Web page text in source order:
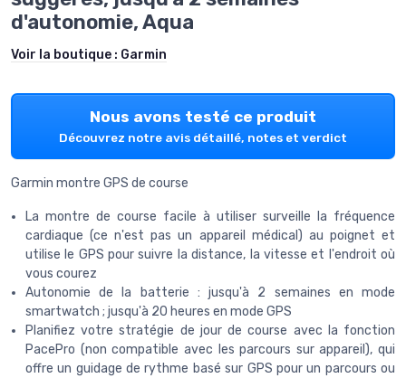
d'autonomie, Aqua
Voir la boutique : Garmin
Nous avons testé ce produit
Découvrez notre avis détaillé, notes et verdict
Garmin montre GPS de course
La montre de course facile à utiliser surveille la fréquence
cardiaque (ce n'est pas un appareil médical) au poignet et
utilise le GPS pour suivre la distance, la vitesse et l'endroit où
vous courez
Autonomie de la batterie : jusqu'à 2 semaines en mode
smartwatch ; jusqu'à 20 heures en mode GPS
Planifiez votre stratégie de jour de course avec la fonction
PacePro (non compatible avec les parcours sur appareil), qui
offre un guidage de rythme basé sur GPS pour un parcours ou